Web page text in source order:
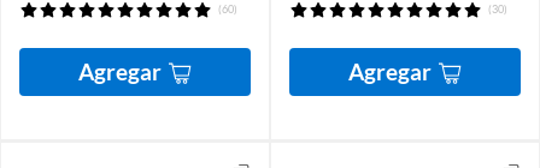
(60)
Agregar
(30)
Agregar